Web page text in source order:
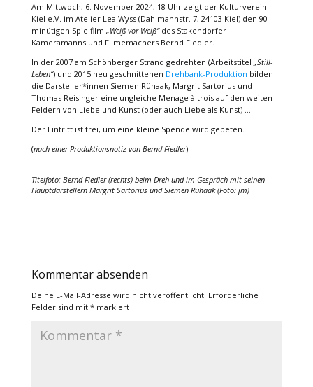
Am Mittwoch, 6. November 2024, 18 Uhr zeigt der Kulturverein
Kiel e.V. im Atelier Lea Wyss (Dahlmannstr. 7, 24103 Kiel) den 90-
minütigen Spielfilm „Weiß vor Weiß“des Stakendorfer
Kameramanns und Filmemachers Bernd Fiedler.
In der 2007 am Schönberger Strand gedrehten (Arbeitstitel „Still-
Leben“) und 2015 neu geschnittenen Drehbank-Produktion bilden
die Darsteller*innen Siemen Rühaak, Margrit Sartorius und
Thomas Reisinger eine ungleiche Menage à trois auf den weiten
Feldern von Liebe und Kunst (oder auch Liebe als Kunst) …
Der Eintritt ist frei, um eine kleine Spende wird gebeten.
(nach einer Produktionsnotiz von Bernd Fiedler)
Titelfoto: Bernd Fiedler (rechts) beim Dreh und im Gespräch mit seinen
Hauptdarstellern Margrit Sartorius und Siemen Rühaak (Foto: jm)
Kommentar absenden
Deine E-Mail-Adresse wird nicht veröffentlicht. Erforderliche
Felder sind mit *markiert